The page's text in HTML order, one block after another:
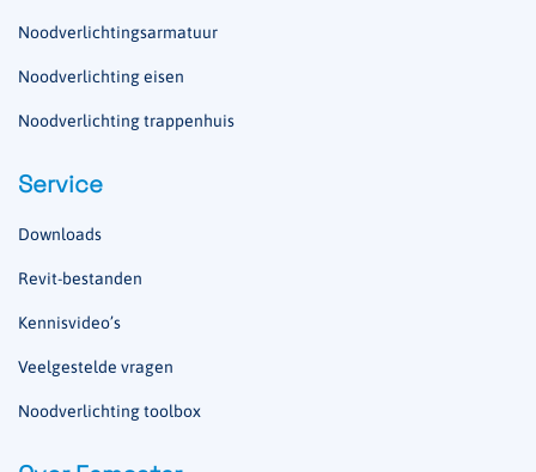
Noodverlichtingsarmatuur
Noodverlichting eisen
Noodverlichting trappenhuis
Service
Downloads
Revit-bestanden
Kennisvideo’s
Veelgestelde vragen
Noodverlichting toolbox